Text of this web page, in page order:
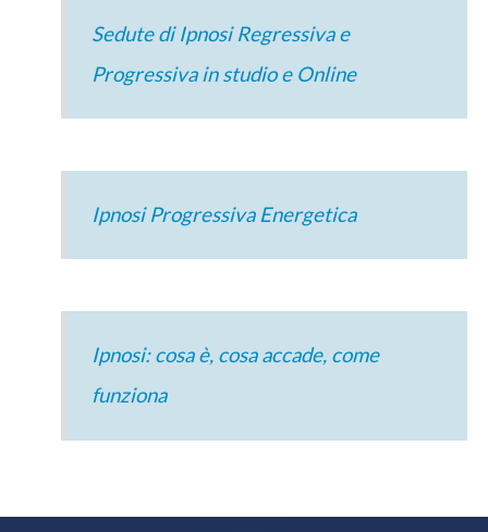
Sedute di Ipnosi Regressiva e
Progressiva in studio e Online
Ipnosi Progressiva Energetica
Ipnosi: cosa è, cosa accade, come
funziona